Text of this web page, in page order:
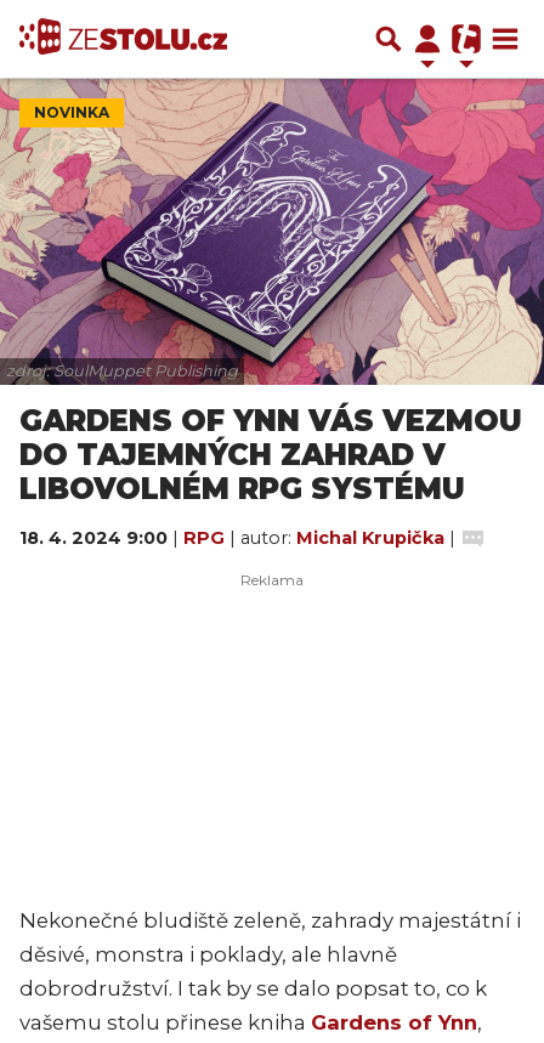
NOVINKA
zdroj: SoulMuppet Publishing
GARDENS OF YNN VÁS VEZMOU
DO TAJEMNÝCH ZAHRAD V
LIBOVOLNÉM RPG SYSTÉMU
18. 4. 2024 9:00 | RPG | autor: Michal Krupička |
Nekonečné bludiště zeleně, zahrady majestátní i
děsivé, monstra i poklady, ale hlavně
dobrodružství. I tak by se dalo popsat to, co k
vašemu stolu přinese kniha Gardens of Ynn,